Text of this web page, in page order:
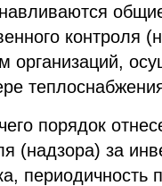
контроля
организаций,
порядок
(надзора) за